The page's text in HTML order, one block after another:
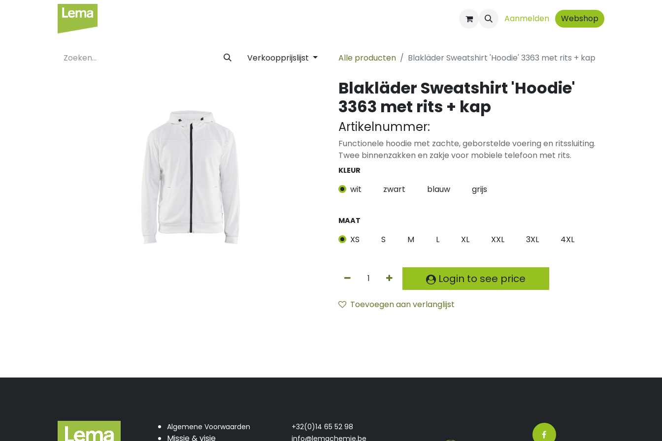
Aanmelden Webshop
Verkoopprijslijst Alle producten Blakläder Sweatshirt 'Hoodie' 3363 met rits + kap
Blakläder Sweatshirt 'Hoodie'
3363 met rits + kap
Artikelnummer:
Functionele hoodie met zachte, geborstelde voering en ritssluiting.
Twee binnenzakken en zakje voor mobiele telefoon met rits.
KLEUR
wit zwart blauw grijs
MAAT
XS S M L XL XXL 3XL 4XL
Login to see price
Toevoegen aan verlanglijst
Algemene Voorwaarden
Missie & visie
+32(0)14 65 52 98
info@lemachemie.be